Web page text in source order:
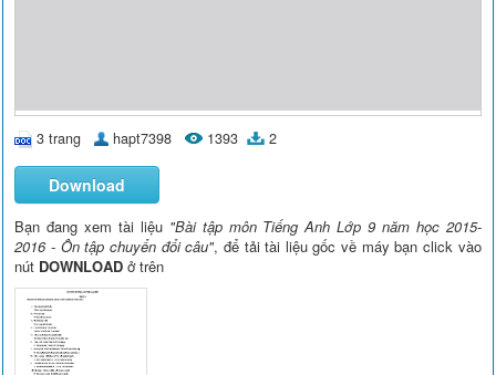
3 trang hapt7398 1393 2
Download
Bạn đang xem tài liệu "Bài tập môn Tiếng Anh Lớp 9 năm học 2015-
2016 - Ôn tập chuyển đổi câu", để tải tài liệu gốc về máy bạn click vào
nút DOWNLOAD ở trên